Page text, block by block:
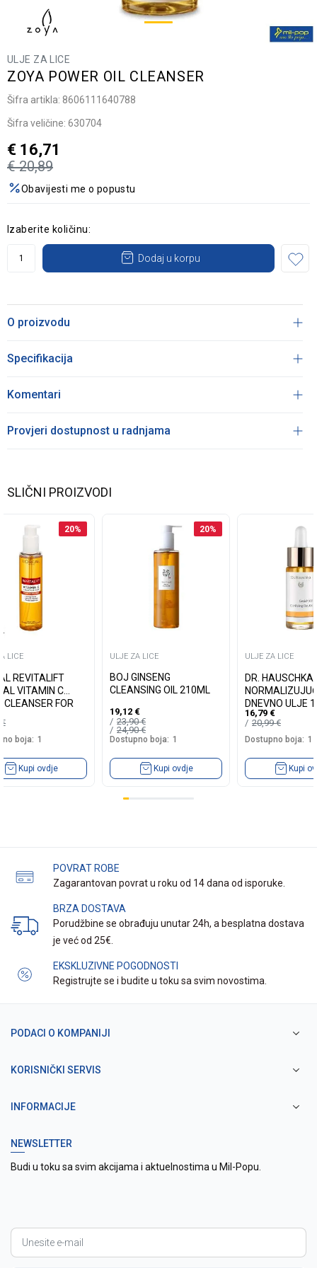
ULJE ZA LICE
ZOYA POWER OIL CLEANSER
Šifra artikla: 8606111640788
Šifra veličine: 630704
€ 20,89
€ 16,71
Obavijesti me o popustu
Izaberite količinu:
Dodaj u korpu
O proizvodu
Specifikacija
Komentari
Provjeri dostupnost u radnjama
SLIČNI PROIZVODI
20%
LICE
REVITALIFT
VITAMIN C
CLEANSER FOR
€
boja: 1
Kupi ovdje
20%
ULJE ZA LICE
BOJ GINSENG
CLEANSING OIL 210ML
19,12 €
23,90€
24,90€
Dostupno boja: 1
Kupi ovdje
ULJE ZA LICE
DR. HAUSCHKA
DNEVNO ULJE
16,79 €
20,99€
Dostupno boja: 1
Kupi
POVRAT ROBE
Zagarantovan povrat u roku od 14 dana od isporuke.
BRZA DOSTAVA
Porudžbine se obrađuju unutar 24h, a besplatna dostava
je već od 25€.
EKSKLUZIVNE POGODNOSTI
Registrujte se i budite u toku sa svim novostima.
PODACI O KOMPANIJI
KORISNIČKI SERVIS
INFORMACIJE
NEWSLETTER
Budi u toku sa svim akcijama i aktuelnostima u Mil-Popu.